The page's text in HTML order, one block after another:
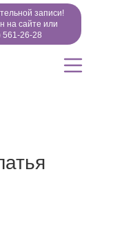
записи!
на сайте или
561-26-28